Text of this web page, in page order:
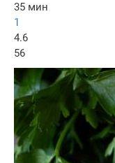
35 мин
1
4.6
56